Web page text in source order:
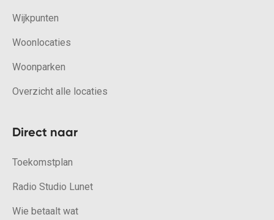
Wijkpunten
Woonlocaties
Woonparken
Overzicht alle locaties
Direct naar
Toekomstplan
Radio Studio Lunet
Wie betaalt wat